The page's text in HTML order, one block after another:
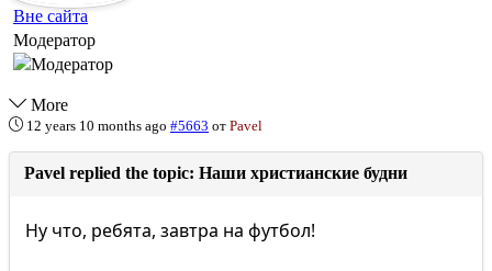
Вне сайта
Модератор
More
12 years 10 months ago #5663 от Pavel
Pavel replied the topic: Наши христианские будни
Ну что, ребята, завтра на футбол!